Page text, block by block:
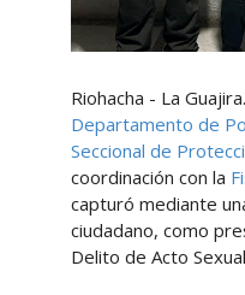
Riohacha - La
Departamento de
Seccional de
coordinación con la
capturó mediante
ciudadano, como
Delito de Acto